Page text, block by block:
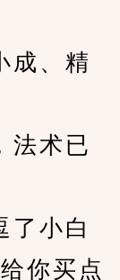
、精
术已
小白
你买点